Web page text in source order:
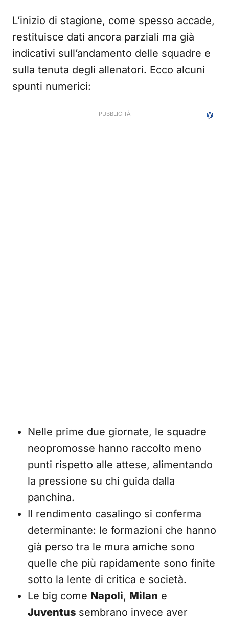
L’inizio di stagione, come spesso accade,
restituisce dati ancora parziali ma già
indicativi sull’andamento delle squadre e
sulla tenuta degli allenatori. Ecco alcuni
spunti numerici:
Nelle prime due giornate, le squadre
neopromosse hanno raccolto meno
punti rispetto alle attese, alimentando
la pressione su chi guida dalla
panchina.
Il rendimento casalingo si conferma
determinante: le formazioni che hanno
già perso tra le mura amiche sono
quelle che più rapidamente sono finite
sotto la lente di critica e società.
Le big come Napoli, Milan e
Juventus sembrano invece aver